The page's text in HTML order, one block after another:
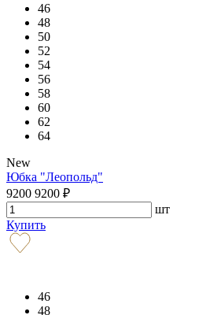
46
48
50
52
54
56
58
60
62
64
New
Юбка "Леопольд"
9200 9200 ₽
шт
Купить
46
48